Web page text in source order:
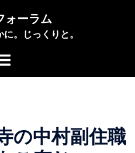
ォーラム
。じっくりと。
ー
の中村副住職